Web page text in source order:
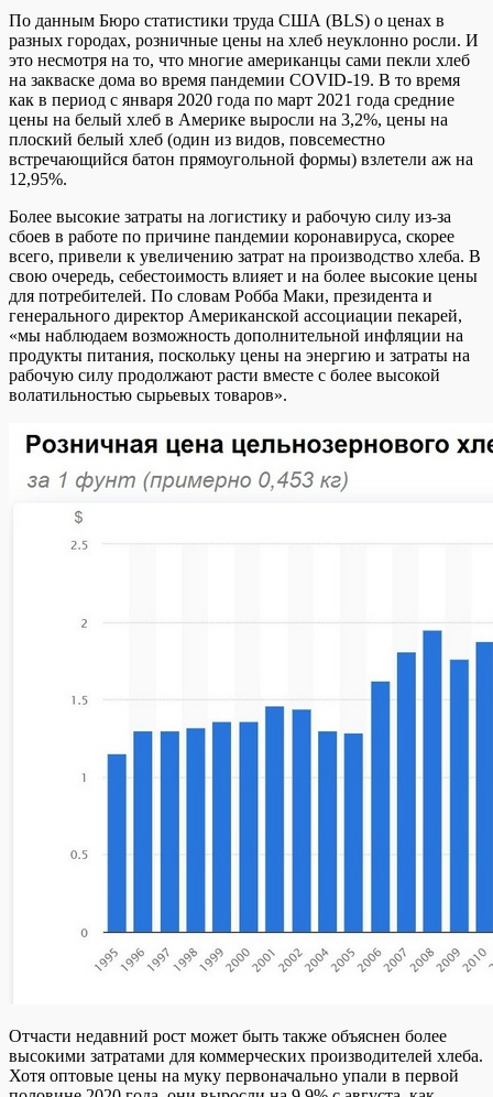
По данным Бюро статистики труда США (BLS) о ценах в
разных городах, розничные цены на хлеб неуклонно росли. И
это несмотря на то, что многие американцы сами пекли хлеб
на закваске дома во время пандемии COVID-19. В то время
как в период с января 2020 года по март 2021 года средние
цены на белый хлеб в Америке выросли на 3,2%, цены на
плоский белый хлеб (один из видов, повсеместно
встречающийся батон прямоугольной формы) взлетели аж на
12,95%.
Более высокие затраты на логистику и рабочую силу из-за
сбоев в работе по причине пандемии коронавируса, скорее
всего, привели к увеличению затрат на производство хлеба. В
свою очередь, себестоимость влияет и на более высокие цены
для потребителей. По словам Робба Маки, президента и
генерального директор Американской ассоциации пекарей,
«мы наблюдаем возможность дополнительной инфляции на
продукты питания, поскольку цены на энергию и затраты на
рабочую силу продолжают расти вместе с более высокой
волатильностью сырьевых товаров».
Отчасти недавний рост может быть также объяснен более
высокими затратами для коммерческих производителей хлеба.
Хотя оптовые цены на муку первоначально упали в первой